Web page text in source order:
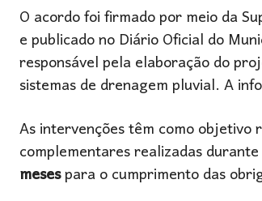
O acordo foi firmado por meio da
e publicado no Diário Oficial do
responsável pela elaboração do
sistemas de drenagem pluvial. A
As intervenções têm como
complementares realizadas
mesespara o cumprimento das